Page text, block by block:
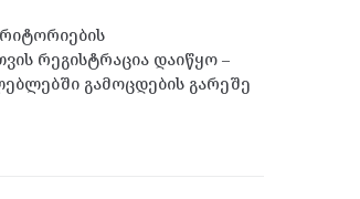
რეგისტრაცია დაიწყო –
გამოცდების გარეშე